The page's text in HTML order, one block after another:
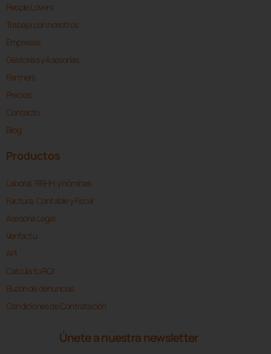
People Lovers
Trabaja con nosotros
Empresas
Gestorías y Asesorías
Partners
Precios
Contacto
Blog
Productos
Laboral, RRHH y nóminas
Factura, Contable y Fiscal
Asesoría Legal
Verifactu
API
Calcula tu ROI
Buzón de denuncias
Condiciones de Contratación
Únete a nuestra newsletter